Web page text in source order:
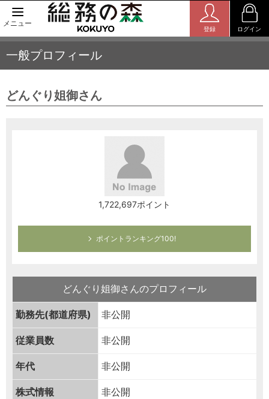
メニュー
登録 ログイン
一般プロフィール
どんぐり姐御さん
1,722,697ポイント
ポイントランキング100!
どんぐり姐御さんのプロフィール
勤務先(都道府県) 非公開
従業員数 非公開
年代 非公開
株式情報 非公開